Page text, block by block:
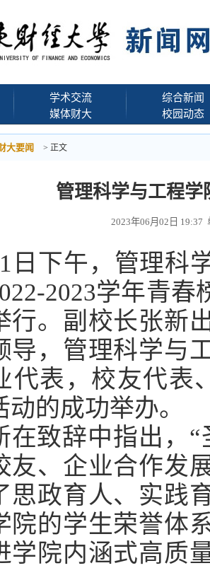
学术交流
媒体财大
综合新闻
校园动态
大要闻 > 正文
管理科学与工程学
2023年06月02日
日下午，管理科
2023学年青
行。副校长张新
导，管理科学与
代表，校友代表
动的成功举办。
在致辞中指出，
友、企业合作发
思政育人、实践
院的学生荣誉体
学院内涵式高质